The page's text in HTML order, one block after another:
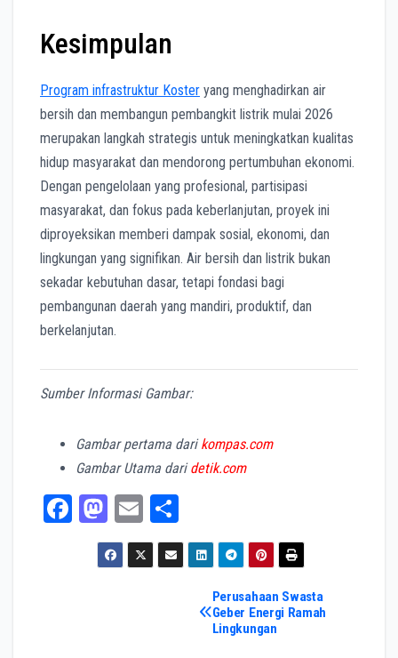
Kesimpulan
Program infrastruktur Koster yang menghadirkan air
bersih dan membangun pembangkit listrik mulai 2026
merupakan langkah strategis untuk meningkatkan kualitas
hidup masyarakat dan mendorong pertumbuhan ekonomi.
Dengan pengelolaan yang profesional, partisipasi
masyarakat, dan fokus pada keberlanjutan, proyek ini
diproyeksikan memberi dampak sosial, ekonomi, dan
lingkungan yang signifikan. Air bersih dan listrik bukan
sekadar kebutuhan dasar, tetapi fondasi bagi
pembangunan daerah yang mandiri, produktif, dan
berkelanjutan.
Sumber Informasi Gambar:
Gambar pertama darikompas.com
Gambar Utama daridetik.com
Fa
ce
bo
M
as
to
E
m
ail
ar
e
Perusahaan Swasta
Geber Energi Ramah
Lingkungan